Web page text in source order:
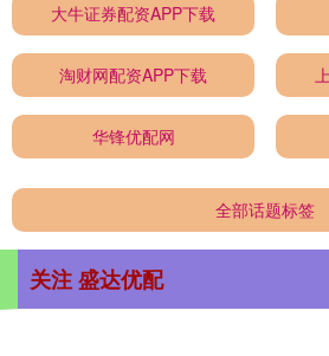
大牛证券配资APP下载
淘财网配资APP下载
华锋优配网
全部话题标签
关注 盛达优配